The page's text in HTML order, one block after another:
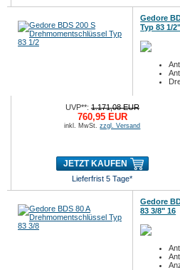
Gedore
Typ 83 1/
UVP**:1.171,08 EUR
760,95 EUR
inkl. MwSt.zzgl. Versand
JETZT KAUFEN
Lieferfrist 5 Tage*
Gedore
83 3/8" 16